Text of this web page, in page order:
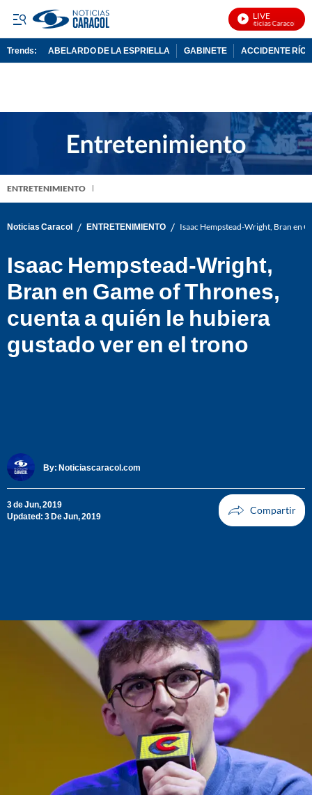
LIVE
Noticias Caracol En
Trends: ABELARDO DE LA ESPRIELLA GABINETE ACCIDENTE RÍO
ENTRETENIMIENTO
Noticias Caracol / ENTRETENIMIENTO / Isaac Hempstead-Wright, Bran en
Isaac Hempstead-Wright,
Bran en Game of Thrones,
cuenta a quién le hubiera
gustado ver en el trono
By: Noticiascaracol.com
3 de Jun, 2019
Updated: 3 De Jun, 2019